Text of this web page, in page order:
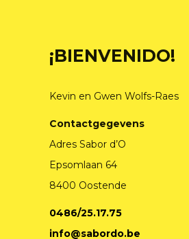
¡BIENVENIDO!
Kevin en Gwen Wolfs-Raes
Contactgegevens
Adres Sabor d’O
Epsomlaan 64
8400 Oostende
0486/25.17.75
info@sabordo.be